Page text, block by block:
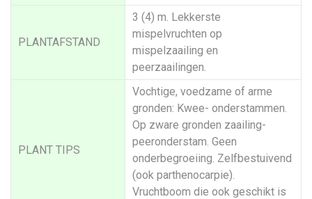
PLANTAFSTAND
3 (4) m. Lekkerste
mispelvruchten op
mispelzaailing en
peerzaailingen.
PLANT TIPS
Vochtige, voedzame of arme
gronden: Kwee- onderstammen.
Op zware gronden zaailing-
peeronderstam. Geen
onderbegroeiing. Zelfbestuivend
(ook parthenocarpie).
Vruchtboom die ook geschikt is